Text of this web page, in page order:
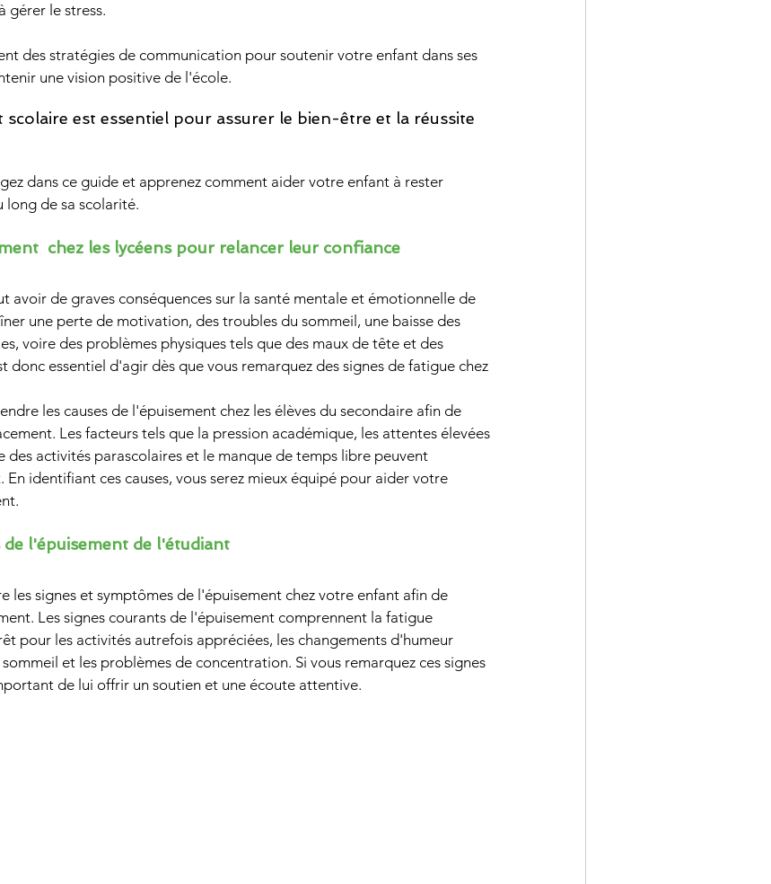
gérer le stress.
des stratégies de communication pour soutenir votre enfant dans ses
une vision positive de l'école.
scolaire est essentiel pour assurer le bien-être et la réussite
dans ce guide et apprenez comment aider votre enfant à rester
de sa scolarité.
chez les lycéens pour relancer leur confiance
avoir de graves conséquences sur la santé mentale et émotionnelle de
une perte de motivation, des troubles du sommeil, une baisse des
voire des problèmes physiques tels que des maux de tête et des
donc essentiel d'agir dès que vous remarquez des signes de fatigue chez
les causes de l'épuisement chez les élèves du secondaire afin de
Les facteurs tels que la pression académique, les attentes élevées
des activités parascolaires et le manque de temps libre peuvent
identifiant ces causes, vous serez mieux équipé pour aider votre
l'épuisement de l'étudiant
les signes et symptômes de l'épuisement chez votre enfant afin de
Les signes courants de l'épuisement comprennent la fatigue
pour les activités autrefois appréciées, les changements d'humeur
et les problèmes de concentration. Si vous remarquez ces signes
de lui offrir un soutien et une écoute attentive.